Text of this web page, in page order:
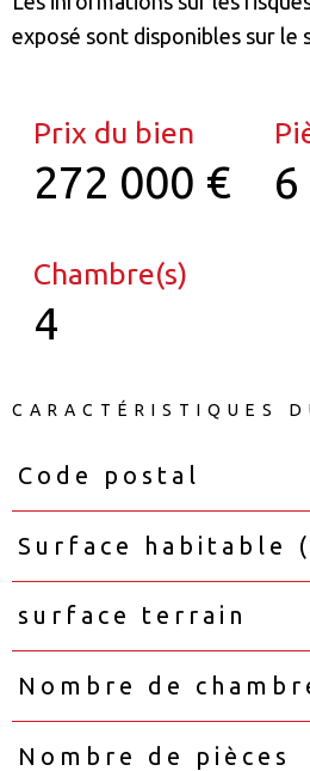
exposé sont disponibles sur le
Prix du bien
272 000 € 6
Chambre(s)
4
CARACTÉRISTIQUES
Caractéristiques Valeurs
Code postal
Surface habitable
surface terrain
Nombre de
Nombre de pièces